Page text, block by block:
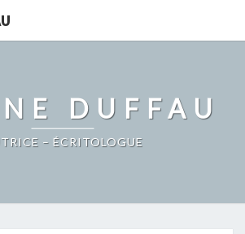
DUFFAU
– ÉCRITOLOGUE